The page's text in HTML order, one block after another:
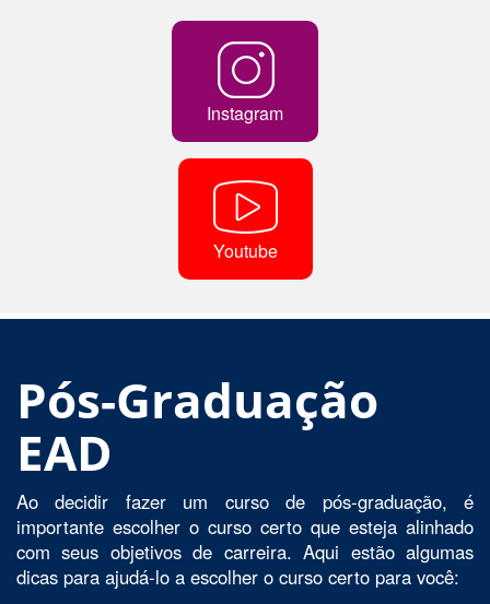
Instagram
Youtube
Pós-Graduação
EAD
Ao decidir fazer um curso de pós-graduação, é
importante escolher o curso certo que esteja alinhado
com seus objetivos de carreira. Aqui estão algumas
dicas para ajudá-lo a escolher o curso certo para você: